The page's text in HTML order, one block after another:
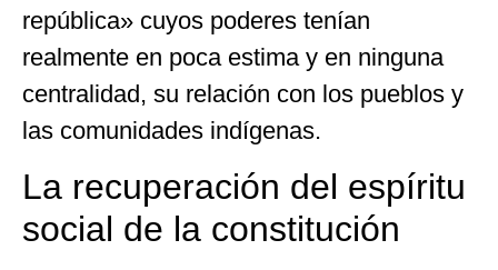
república» cuyos poderes tenían
realmente en poca estima y en ninguna
centralidad, su relación con los pueblos y
las comunidades indígenas.
La recuperación del espíritu
social de la constitución